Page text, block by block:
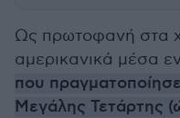
Ως πρωτοφανή στα
αμερικανικά μέσα
που
Μεγάλης Τετάρτης